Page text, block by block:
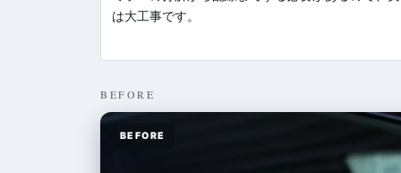
は大工事です。
BEFORE
BEFORE